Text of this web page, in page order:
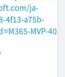
ja-
4f13-a75b-
MVP-